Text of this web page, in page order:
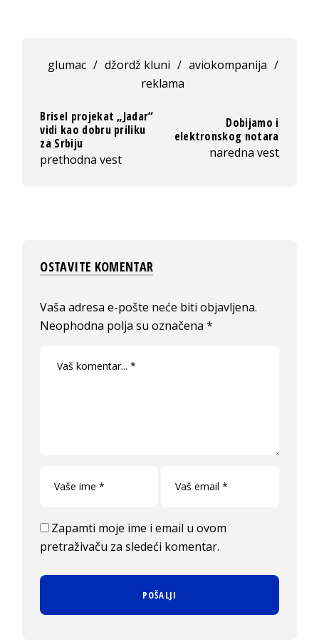
glumac / džordž kluni / aviokompanija /
reklama
Brisel projekat „Jadar“
vidi kao dobru priliku
za Srbiju
prethodna vest
Dobijamo i
elektronskog notara
naredna vest
OSTAVITE KOMENTAR
Vaša adresa e-pošte neće biti objavljena.
Neophodna polja su označena*
Zapamti moje ime i email u ovom
pretraživaču za sledeći komentar.